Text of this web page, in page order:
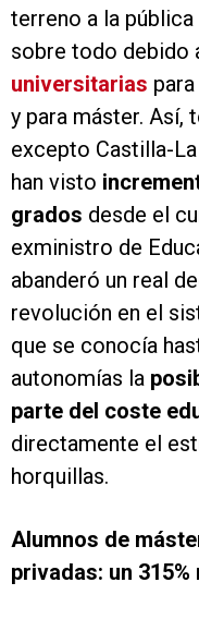
terreno a la
sobre todo debido
universitarias
y para máster. Así,
excepto Castilla-
han visto
grados desde el
exministro de
abanderó un real
revolución en el
que se conocía
autonomías la
parte del coste
directamente el
horquillas.
Alumnos de
privadas: un 315%